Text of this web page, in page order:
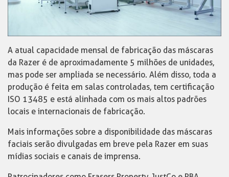
A atual capacidade mensal de fabricação das máscaras
da Razer é de aproximadamente 5 milhões de unidades,
mas pode ser ampliada se necessário. Além disso, toda a
produção é feita em salas controladas, tem certificação
ISO 13485 e está alinhada com os mais altos padrões
locais e internacionais de fabricação.
Mais informações sobre a disponibilidade das máscaras
faciais serão divulgadas em breve pela Razer em suas
mídias sociais e canais de imprensa.